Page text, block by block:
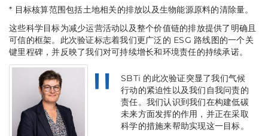
* 目标核算范围包括土地相关的排放以及生物能源原料的清除量。
这些科学目标为减少运营活动以及整个价值链的排放提供了明确且
可信的框架。此次验证标志着我们更广泛的 ESG 路线图的一个关
键里程碑，并反映了我们对可持续增长和环境责任的持续承诺。
SBTi 的此次验证突显了我们气候
行动的紧迫性以及我们自我问责的
责任。我们认识到我们在构建低碳
未来方面发挥的作用，并正在采取
科学的措施来帮助实现这一目标。